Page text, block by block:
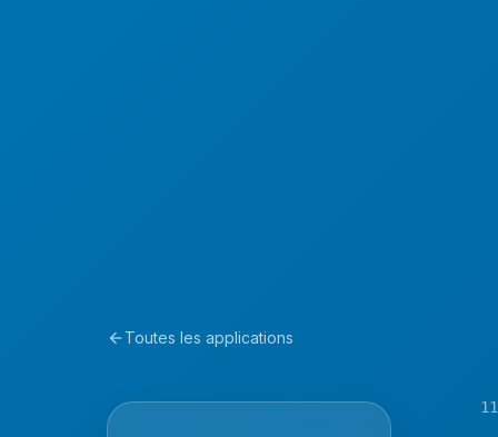
arrow_backToutes les applications